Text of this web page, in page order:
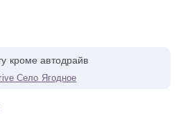
кроме автодрайв
Село Ягодное